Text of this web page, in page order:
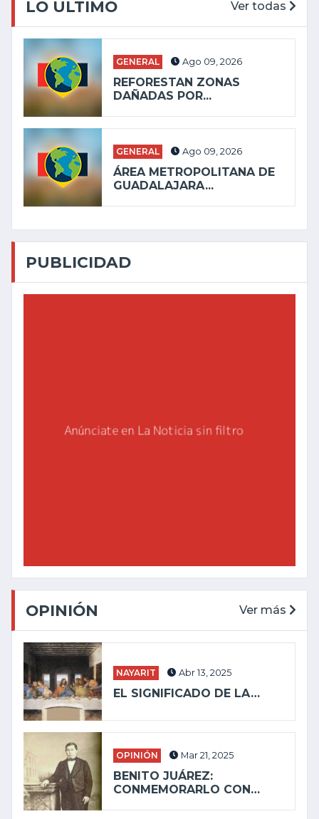
LO ÚLTIMO Ver todas
GENERAL Ago 09, 2026
REFORESTAN ZONAS
DAÑADAS POR...
GENERAL Ago 09, 2026
ÁREA METROPOLITANA DE
GUADALAJARA...
PUBLICIDAD
OPINIÓN Ver más
NAYARIT Abr 13, 2025
EL SIGNIFICADO DE LA…
OPINIÓN Mar 21, 2025
BENITO JUÁREZ:
CONMEMORARLO CON…